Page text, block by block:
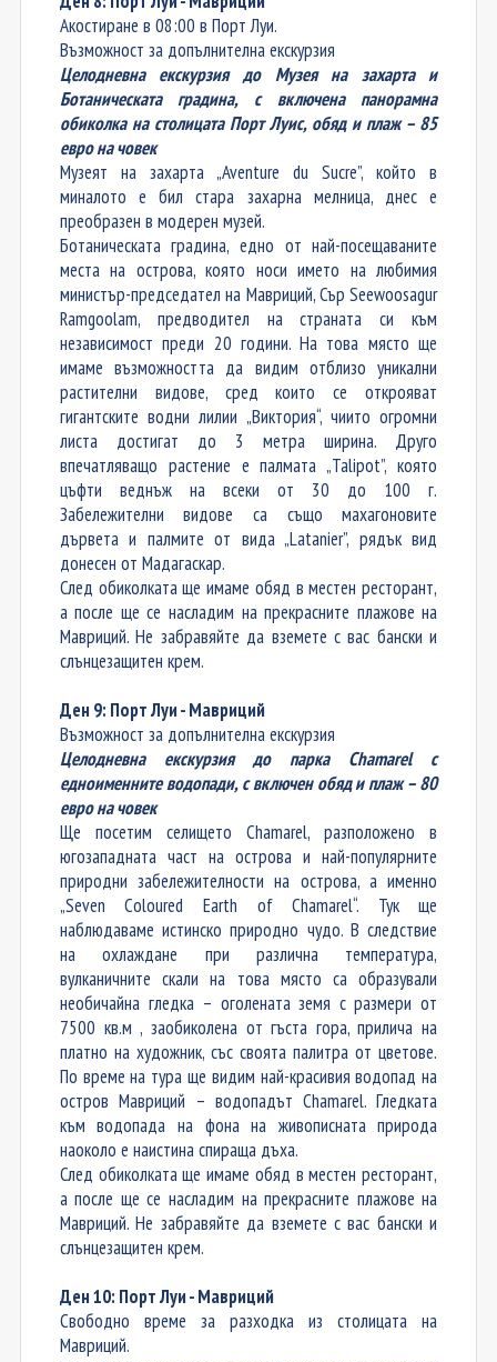
Акостиране в 08:00 в Порт Луи.
Възможност за допълнителна екскурзия
Целодневна екскурзия до Музея на захарта и
Ботаническата градина,с включена панорамна
обиколка на столицата Порт Луис, обяд и плаж – 85
евро на човек
Музеят на захарта „Aventure du Sucre”, който в
миналото е бил стара захарна мелница, днес е
преобразен в модерен музей.
Ботаническата градина, едно от най-посещаваните
места на острова, която носи името на любимия
министър-председател на Мавриций, Сър Seewoosagur
Ramgoolam, предводител на страната си към
независимост преди 20 години. На това място ще
имаме възможността да видим отблизо уникални
растителни видове, сред които се открояват
гигантските водни лилии „Виктория“, чиито огромни
листа достигат до 3 метра ширина. Друго
впечатляващо растение е палмата „Talipot”, която
цъфти веднъж на всеки от 30 до 100 г.
Забележителни видове са същомахагоновите
дървета и палмите от вида „Latanier”, рядък вид
донесен от Мадагаскар.
След обиколката ще имаме обяд в местен ресторант,
а после ще се насладим на прекрасните плажове на
Мавриций. Не забравяйте да вземете с вас бански и
слънцезащитен крем.
Ден 9: Порт Луи - Мавриций
Възможност за допълнителна екскурзия
Целодневна екскурзия до парка Chamarel с
едноименните водопади, с включен обяд и плаж – 80
евро на човек
Ще посетим селището Chamarel, разположено в
югозападната част на острова и най-популярните
природни забележителности на острова, а именно
„Seven Coloured Earth of Chamarel“. Тук ще
наблюдаваме истинско природно чудо. В следствие
на охлаждане при различна температура,
вулканичните скали на това място са образували
необичайна гледка – оголената земя с размери от
7500 кв.м , заобиколена от гъста гора, прилича на
платно на художник, със своята палитра от цветове.
По време на тура ще видим най-красивия водопад на
остров Мавриций – водопадът Chamarel. Гледката
към водопада на фона на живописната природа
наоколо е наистина спираща дъха.
След обиколката ще имаме обяд в местен ресторант,
а после ще се насладим на прекрасните плажове на
Мавриций. Не забравяйте да вземете с вас бански и
слънцезащитен крем.
Ден 10: Порт Луи - Мавриций
Свободно време за разходка из столицата на
Мавриций.